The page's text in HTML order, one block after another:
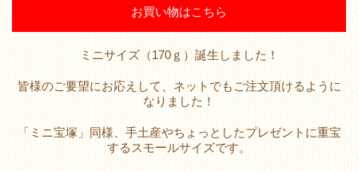
お買い物はこちら
ミニサイズ（170ｇ）誕生しました！
皆様のご要望にお応えして、ネットでもご注文頂けるように
なりました！
「ミニ宝塚」同様、手土産やちょっとしたプレゼントに重宝
するスモールサイズです。